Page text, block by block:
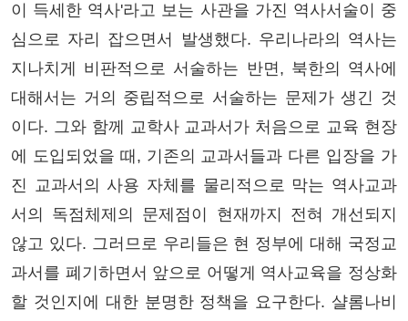
이 득세한 역사'라고 보는 사관을 가진 역사서술이 중
심으로 자리 잡으면서 발생했다. 우리나라의 역사는
지나치게 비판적으로 서술하는 반면, 북한의 역사에
대해서는 거의 중립적으로 서술하는 문제가 생긴 것
이다. 그와 함께 교학사 교과서가 처음으로 교육 현장
에 도입되었을 때, 기존의 교과서들과 다른 입장을 가
진 교과서의 사용 자체를 물리적으로 막는 역사교과
서의 독점체제의 문제점이 현재까지 전혀 개선되지
않고 있다. 그러므로 우리들은 현 정부에 대해 국정교
과서를 폐기하면서 앞으로 어떻게 역사교육을 정상화
할 것인지에 대한 분명한 정책을 요구한다. 샬롬나비